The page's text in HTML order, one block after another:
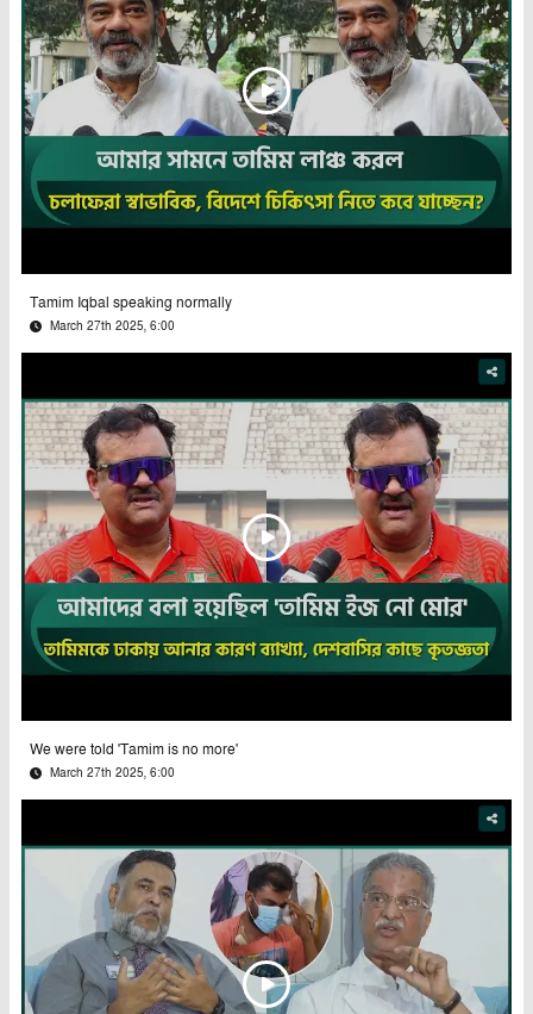
Tamim Iqbal speaking normally
March 27th 2025, 6:00
We were told 'Tamim is no more'
March 27th 2025, 6:00